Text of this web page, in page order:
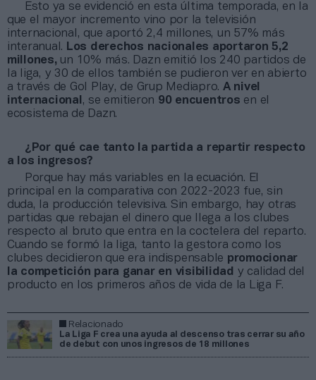
Esto ya se evidenció en esta última temporada, en la
que el mayor incremento vino por la televisión
internacional, que aportó 2,4 millones, un 57% más
interanual. Los derechos nacionales aportaron 5,2
millones, un 10% más. Dazn emitió los 240 partidos de
la liga, y 30 de ellos también se pudieron ver en abierto
a través de Gol Play, de Grup Mediapro. A nivel
internacional , se emitieron 90 encuentros en el
ecosistema de Dazn.
¿Por qué cae tanto la partida a repartir respecto
a los ingresos?
Porque hay más variables en la ecuación. El
principal en la comparativa con 2022-2023 fue, sin
duda, la producción televisiva. Sin embargo, hay otras
partidas que rebajan el dinero que llega a los clubes
respecto al bruto que entra en la coctelera del reparto.
Cuando se formó la liga, tanto la gestora como los
clubes decidieron que era indispensable promocionar
la competición para ganar en visibilidad y calidad del
producto en los primeros años de vida de la Liga F.
Relacionado
La Liga F crea una ayuda al descenso tras cerrar su año
de debut con unos ingresos de 18 millones